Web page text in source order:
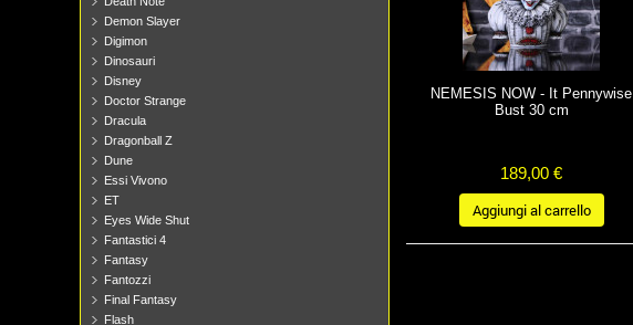
Demon Slayer
Digimon
Dinosauri
Disney
Doctor Strange
Dracula
Dragonball Z
Dune
Essi Vivono
ET
Eyes Wide Shut
Fantastici 4
Fantasy
Fantozzi
Final Fantasy
Flash
NEMESIS NOW - It Pennywise
Bust 30 cm
189,00 €
Aggiungi al carrello